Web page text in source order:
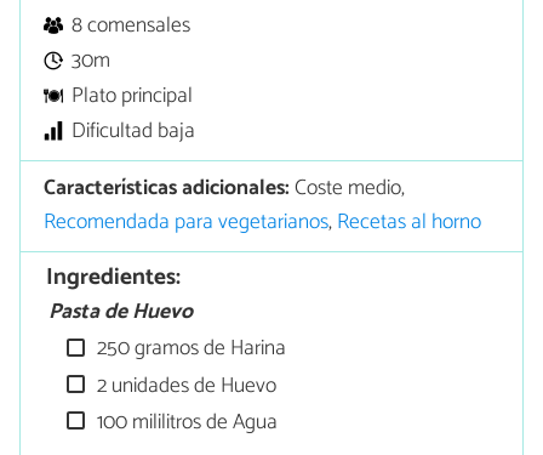
8 comensales
30m
Plato principal
Dificultad baja
Características adicionales:Coste medio,
Recomendada para vegetarianos,Recetas al horno
Ingredientes:
Pasta de Huevo
250 gramos de Harina
2 unidades de Huevo
100 mililitros de Agua